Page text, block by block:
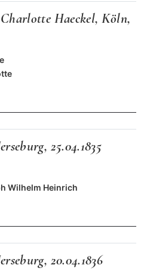
Haeckel, Köln,
25.04.1835
Wilhelm Heinrich
20.04.1836